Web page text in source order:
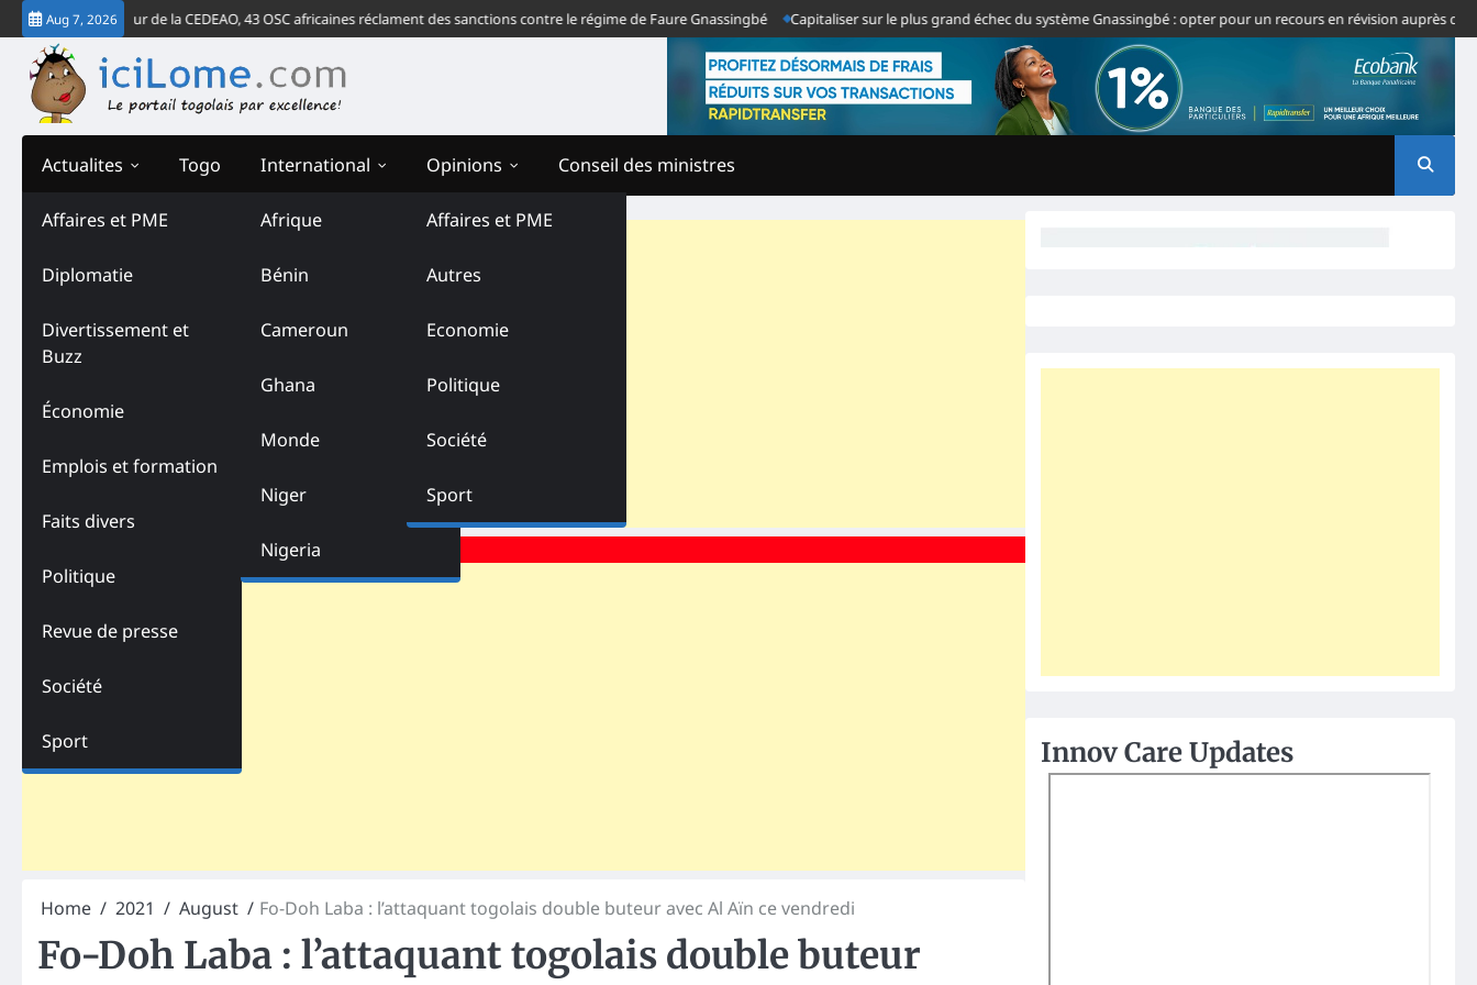
Skip
to
content
Aug 7, 2026
de la Cour de la CEDEAO, 43 OSC africaines réclament des sanctions contre le régime de Faure Gnassingbé Capitaliser sur le plus grand échec du système Gnassingbé : opter pour un recours en révision auprès de la CJ-
Actualites
Affaires et PME
Diplomatie
Divertissement et
Buzz
Économie
Emplois et formation
Faits divers
Politique
Revue de presse
Société
Sport
Togo International
Afrique
Bénin
Cameroun
Ghana
Monde
Niger
Nigeria
Opinions
Affaires et PME
Autres
Economie
Politique
Société
Sport
Conseil des ministres
Home 2021 August Fo-Doh Laba : l’attaquant togolais double buteur avec Al Aïn ce vendredi
Fo-Doh Laba : l’attaquant togolais double buteur
Innov Care Updates